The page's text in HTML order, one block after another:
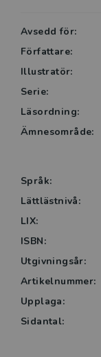
Avsedd för:
Författare:
Illustratör:
Serie:
Läsordning:
Ämnesområde:
Språk:
Lättlästnivå:
LIX:
ISBN:
Utgivningsår:
Artikelnummer:
Upplaga:
Sidantal: